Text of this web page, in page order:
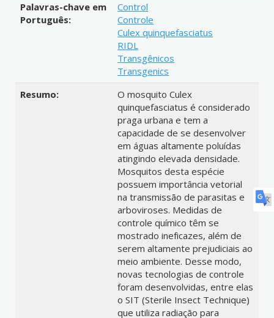
Palavras-chave em
Português:
Control
Controle
Culex quinquefasciatus
RIDL
Transgênicos
Transgenics
Resumo:
O mosquito Culex
quinquefasciatus é considerado
praga urbana e tem a
capacidade de se desenvolver
em águas altamente poluídas
atingindo elevada densidade.
Mosquitos desta espécie
possuem importância vetorial
na transmissão de parasitas e
arboviroses. Medidas de
controle químico têm se
mostrado ineficazes, além de
serem altamente prejudiciais ao
meio ambiente. Desse modo,
novas tecnologias de controle
foram desenvolvidas, entre elas
o SIT (Sterile Insect Technique)
que utiliza radiação para